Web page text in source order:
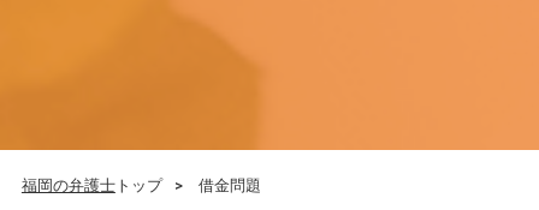
福岡の弁護士トップ 借金問題